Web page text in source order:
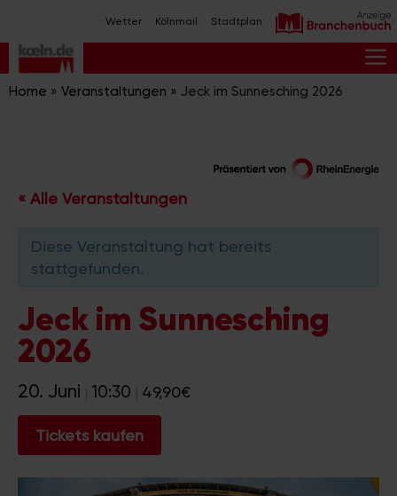
Inhalt
springen
Wetter Kölnmail Stadtplan
Home » Veranstaltungen » Jeck im Sunnesching 2026
« Alle Veranstaltungen
Diese Veranstaltung hat bereits
stattgefunden.
Jeck im Sunnesching
2026
20. Juni 10:30 49,90€
Tickets kaufen